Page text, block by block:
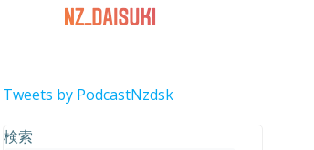
Tweets by PodcastNzdsk
検索